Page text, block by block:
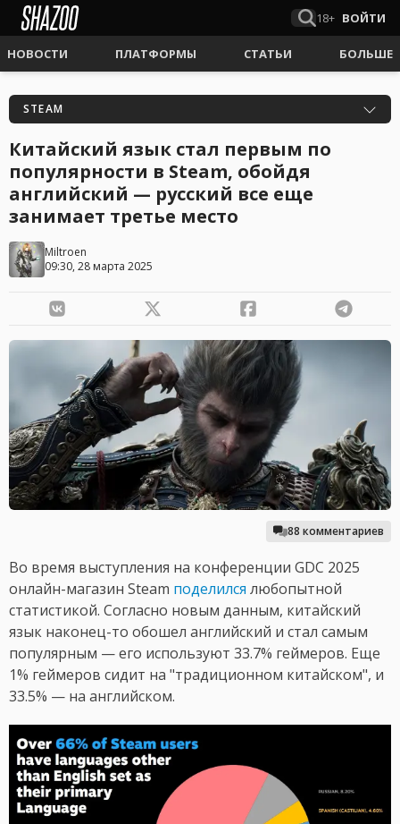
18+ ВОЙТИ
НОВОСТИ ПЛАТФОРМЫ СТАТЬИ БОЛЬШЕ
STEAM
Китайский язык стал первым по
популярности в Steam, обойдя
английский — русский все еще
занимает третье место
Miltroen
09:30, 28 марта 2025
88 комментариев
Во время выступления на конференции GDC 2025
онлайн-магазин Steam поделился любопытной
статистикой. Согласно новым данным, китайский
язык наконец-то обошел английский и стал самым
популярным — его используют 33.7% геймеров. Еще
1% геймеров сидит на "традиционном китайском", и
33.5% — на английском.